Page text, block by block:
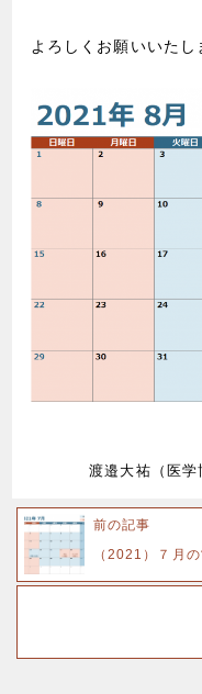
よろしくお願いいたし
渡邉大祐（医学
前の記事
（2021）７月